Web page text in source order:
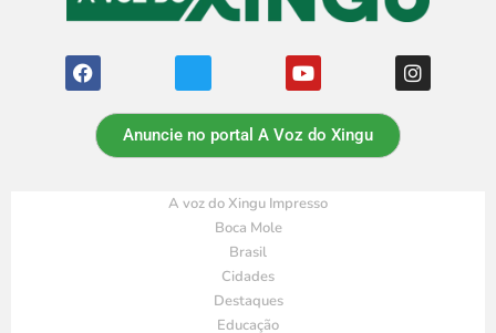
Anuncie no portal A Voz do Xingu
A voz do Xingu Impresso
Boca Mole
Brasil
Cidades
Destaques
Educação